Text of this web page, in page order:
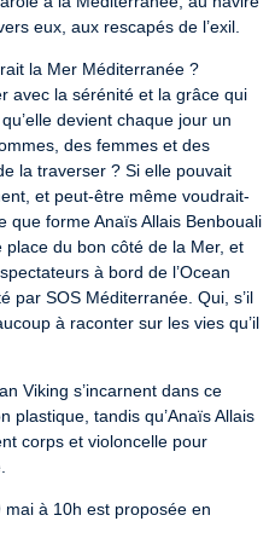
eux, aux rescapés de l’exil.
la Mer Méditerranée ?
avec la sérénité et la grâce qui
devient chaque jour un
des femmes et des
la traverser ? Si elle pouvait
et peut-être même voudrait-
que forme Anaïs Allais Benbouali
place du bon côté de la Mer, et
à bord de l’Ocean
par SOS Méditerranée. Qui, s’il
à raconter sur les vies qu’il
Viking s’incarnent dans ce
plastique, tandis qu’Anaïs Allais
corps et violoncelle pour
à 10h est proposée en